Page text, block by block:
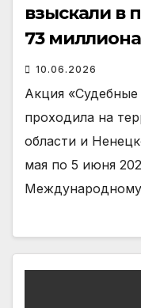
взыскали в
73
10.06.2026
Акция
проходила на
области и
мая по 5 июня